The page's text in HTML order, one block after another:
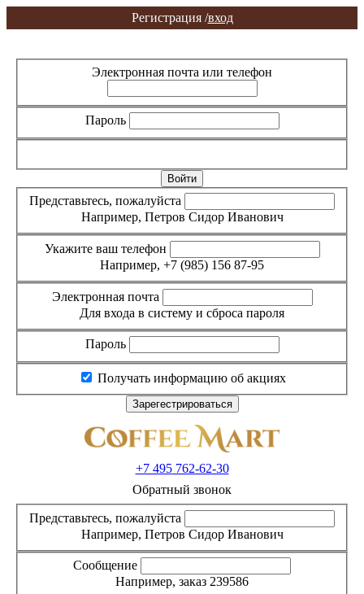
Регистрация /вход
Электронная почта или телефон
Пароль
Представьтесь, пожалуйста
Например, Петров Сидор Иванович
Укажите ваш телефон
Например, +7 (985) 156 87-95
Электронная почта
Для входа в систему и сброса пароля
Пароль
Получать информацию об акциях
+7 495762-62-30
Обратный звонок
Представьтесь, пожалуйста
Например, Петров Сидор Иванович
Сообщение
Например, заказ 239586